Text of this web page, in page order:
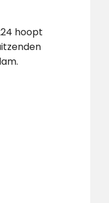
hoopt